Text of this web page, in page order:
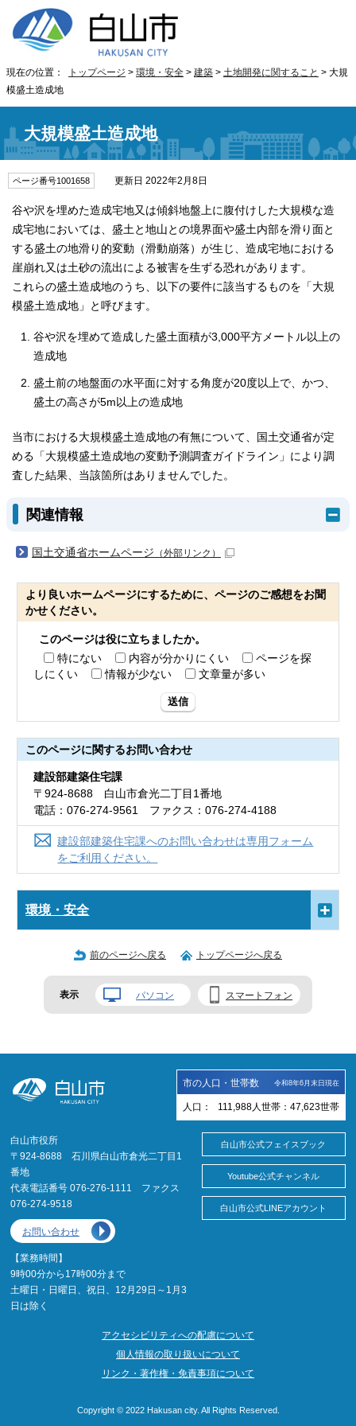
現在の位置： トップページ > 環境・安全 > 建築 > 土地開発に関すること > 大規
模盛土造成地
大規模盛土造成地
ページ番号1001658 更新日 2022年2月8日
谷や沢を埋めた造成宅地又は傾斜地盤上に腹付けした大規模な造
成宅地においては、盛土と地山との境界面や盛土内部を滑り面と
する盛土の地滑り的変動（滑動崩落）が生じ、造成宅地における
崖崩れ又は土砂の流出による被害を生ずる恐れがあります。
これらの盛土造成地のうち、以下の要件に該当するものを「大規
模盛土造成地」と呼びます。
谷や沢を埋めて造成した盛土面積が3,000平方メートル以上の
造成地
盛土前の地盤面の水平面に対する角度が20度以上で、かつ、
盛土の高さが5m以上の造成地
当市における大規模盛土造成地の有無について、国土交通省が定
める「大規模盛土造成地の変動予測調査ガイドライン」により調
査した結果、当該箇所はありませんでした。
関連情報
国土交通省ホームページ （外部リンク）
より良いホームページにするために、ページのご感想をお聞
かせください。
このページは役に立ちましたか。
特にない
内容が分かりにくい
ページを探
しにくい
情報が少ない 文章量が多い
送信
このページに関するお問い合わせ
建設部建築住宅課
〒924-8688 白山市倉光二丁目1番地
電話：076-274-9561 ファクス：076-274-4188
建設部建築住宅課へのお問い合わせは専用フォーム
をご利用ください。
環境・安全
前のページへ戻る トップページへ戻る
表示 パソコン スマートフォン
市の人口・世帯数 令和8年6月末日現在
人口： 111,988 人 世帯： 47,623世帯
白山市役所
〒924-8688 石川県白山市倉光二丁目1
番地
代表電話番号 076-276-1111 ファクス
076-274-9518
お問い合わせ
【業務時間】
9時00分から17時00分まで
土曜日・日曜日、祝日、12月29日～1月3
日は除く
白山市公式フェイスブック
Youtube公式チャンネル
白山市公式LINEアカウント
アクセシビリティへの配慮について
個人情報の取り扱いについて
リンク・著作権・免責事項について
Copyright © 2022 Hakusan city. All Rights Reserved.